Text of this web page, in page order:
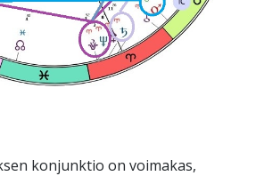
konjunktio on voimakas,